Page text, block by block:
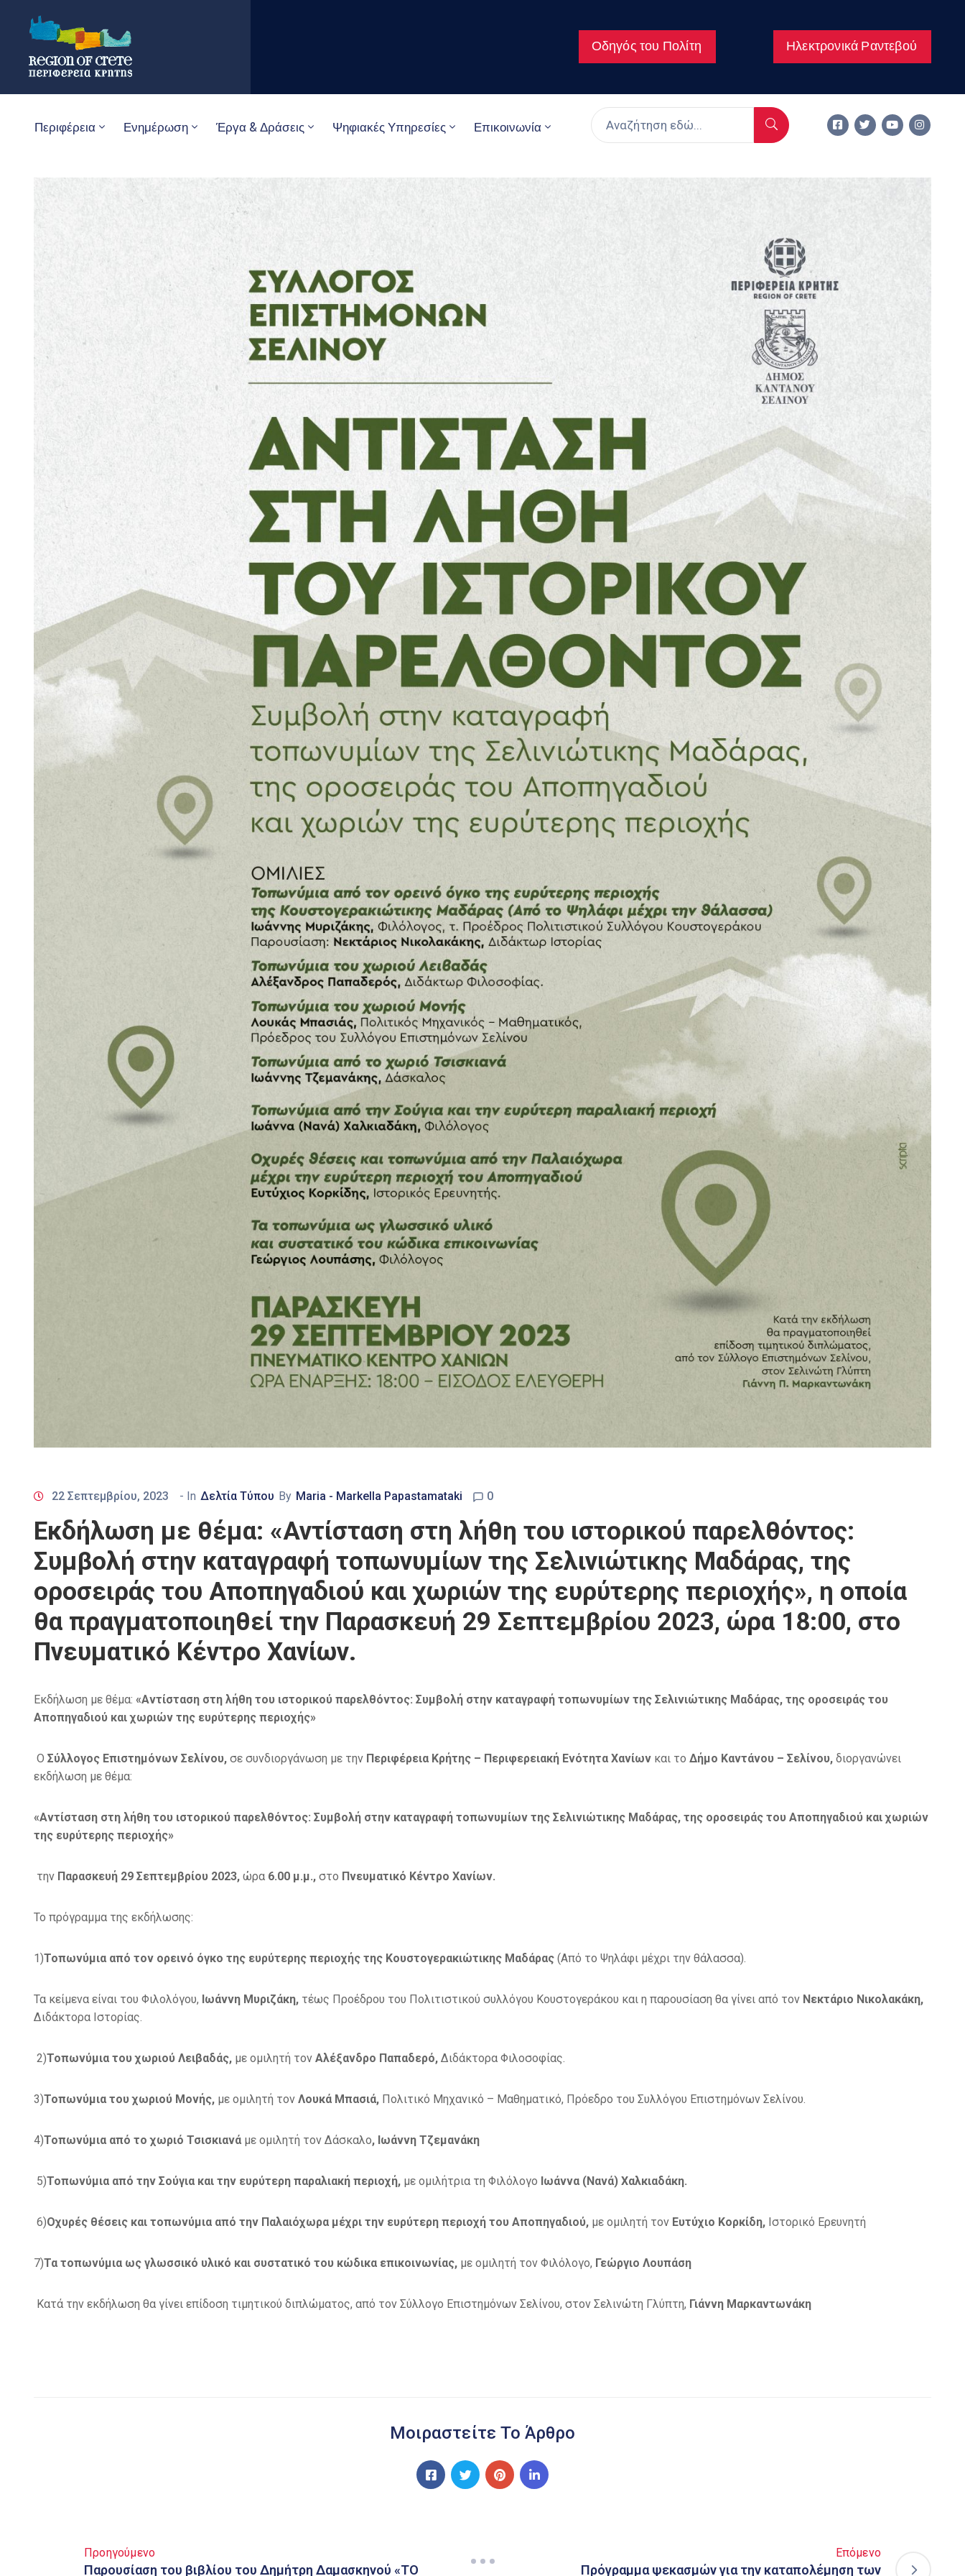
Οδηγός του Πολίτη Ηλεκτρονικά Ραντεβού
Περιφέρεια Ενημέρωση Έργα & Δράσεις Ψηφιακές Υπηρεσίες Επικοινωνία
22 Σεπτεμβρίου, 2023 - In Δελτία Τύπου By Maria - Markella Papastamataki 0
Εκδήλωση με θέμα: «Αντίσταση στη λήθη του ιστορικού παρελθόντος:
Συμβολή στην καταγραφή τοπωνυμίων της Σελινιώτικης Μαδάρας, της
οροσειράς του Αποπηγαδιού και χωριών της ευρύτερης περιοχής», η οποία
θα πραγματοποιηθεί την Παρασκευή 29 Σεπτεμβρίου 2023, ώρα 18:00, στο
Πνευματικό Κέντρο Χανίων.
Εκδήλωση με θέμα: «Αντίσταση στη λήθη του ιστορικού παρελθόντος: Συμβολή στην καταγραφή τοπωνυμίων της Σελινιώτικης Μαδάρας, της οροσειράς του
Αποπηγαδιού και χωριών της ευρύτερης περιοχής»
Ο Σύλλογος Επιστημόνων Σελίνου, σε συνδιοργάνωση με την Περιφέρεια Κρήτης – Περιφερειακή Ενότητα Χανίων και το Δήμο Καντάνου – Σελίνου, διοργανώνει
εκδήλωση με θέμα:
«Αντίσταση στη λήθη του ιστορικού παρελθόντος: Συμβολή στην καταγραφή τοπωνυμίων της Σελινιώτικης Μαδάρας, της οροσειράς του Αποπηγαδιού και χωριών
της ευρύτερης περιοχής»
την Παρασκευή 29 Σεπτεμβρίου 2023, ώρα 6.00 μ.μ., στο Πνευματικό Κέντρο Χανίων.
Το πρόγραμμα της εκδήλωσης:
1)Τοπωνύμια από τον ορεινό όγκο της ευρύτερης περιοχής της Κουστογερακιώτικης Μαδάρας (Από το Ψηλάφι μέχρι την θάλασσα).
Τα κείμενα είναι του Φιλολόγου, Ιωάννη Μυριζάκη, τέως Προέδρου του Πολιτιστικού συλλόγου Κουστογεράκου και η παρουσίαση θα γίνει από τον Νεκτάριο Νικολακάκη,
Διδάκτορα Ιστορίας.
2)Τοπωνύμια του χωριού Λειβαδάς, με ομιλητή τον Αλέξανδρο Παπαδερό, Διδάκτορα Φιλοσοφίας.
3)Τοπωνύμια του χωριού Μονής, με ομιλητή τον Λουκά Μπασιά, Πολιτικό Μηχανικό – Μαθηματικό, Πρόεδρο του Συλλόγου Επιστημόνων Σελίνου.
4)Τοπωνύμια από το χωριό Τσισκιανά με ομιλητή τον Δάσκαλο, Ιωάννη Τζεμανάκη
5)Τοπωνύμια από την Σούγια και την ευρύτερη παραλιακή περιοχή, με ομιλήτρια τη Φιλόλογο Ιωάννα (Νανά) Χαλκιαδάκη.
6)Οχυρές θέσεις και τοπωνύμια από την Παλαιόχωρα μέχρι την ευρύτερη περιοχή του Αποπηγαδιού, με ομιλητή τον Ευτύχιο Κορκίδη, Ιστορικό Ερευνητή
7)Τα τοπωνύμια ως γλωσσικό υλικό και συστατικό του κώδικα επικοινωνίας, με ομιλητή τον Φιλόλογο, Γεώργιο Λουπάση
Κατά την εκδήλωση θα γίνει επίδοση τιμητικού διπλώματος, από τον Σύλλογο Επιστημόνων Σελίνου, στον Σελινώτη Γλύπτη, Γιάννη Μαρκαντωνάκη
Μοιραστείτε Το Άρθρο
Προηγούμενο
Παρουσίαση του βιβλίου του Δημήτρη Δαμασκηνού «ΤΟ
Επόμενο
Πρόγραμμα ψεκασμών για την καταπολέμηση των